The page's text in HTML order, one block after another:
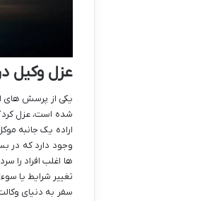
عزل وکیل
یکی از پرسش های
شده است، عزل
اراده یک جانبه
وجود دارد که در
ها اغلب افراد را
تغییر شرایط یا
سفر به دنیای